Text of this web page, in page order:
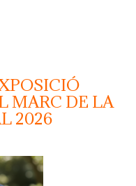
2026
MARC DE LA
2026